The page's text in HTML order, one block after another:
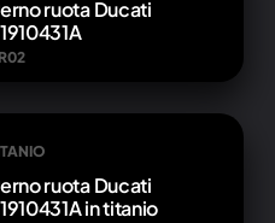
ruota Ducati
ruota Ducati
in titanio